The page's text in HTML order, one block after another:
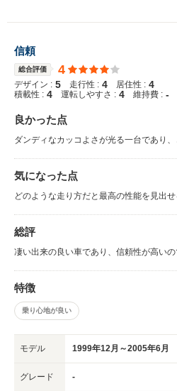
信頼
総合評価 4
デザイン : 5 走行性 : 4 居住性 : 4
積載性 : 4 運転しやすさ : 4 維持費 : -
良かった点
ダンディなカッコよさが光る一台であり
気になった点
どのような走り方だと最高の性能を見出
総評
凄い出来の良い車であり、信頼性が高い
特徴
乗り心地が良い
モデル 1999年12月～2005年6月
グレード -